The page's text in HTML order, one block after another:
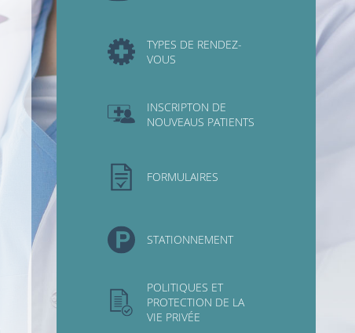
TYPES DE RENDEZ-
VOUS
INSCRIPTON DE
NOUVEAUS PATIENTS
FORMULAIRES
STATIONNEMENT
POLITIQUES ET
PROTECTION DE LA
VIE PRIVÉE